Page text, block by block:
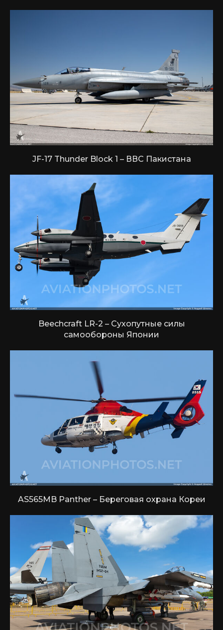
JF-17 Thunder Block 1 – ВВС Пакистана
Beechcraft LR-2 – Сухопутные силы
самообороны Японии
AS565MB Panther – Береговая охрана Кореи